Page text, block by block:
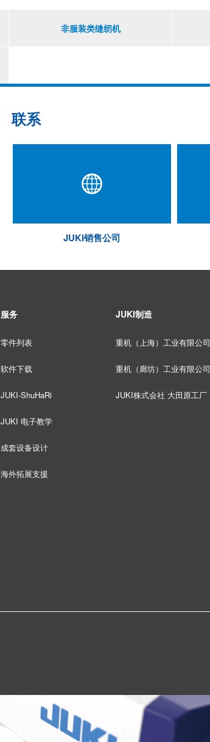
非服装类缝纫机
联系
JUKI销售公司
服务
零件列表
软件下载
JUKI-ShuHaRi
JUKI 电子教学
成套设备设计
海外拓展支援
JUKI制造
重机（上海）工业有限公司
重机（廊坊）工业有限公司
JUKI株式会社 大田原工厂